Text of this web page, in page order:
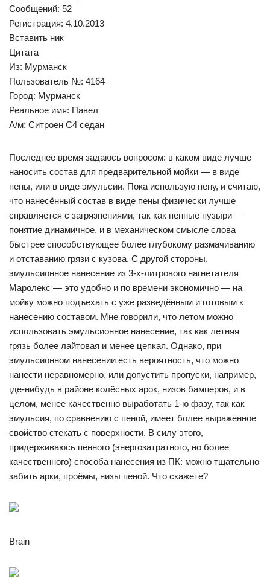
Сообщений: 52
Регистрация: 4.10.2013
Вставить ник
Цитата
Из: Мурманск
Пользователь №: 4164
Город: Мурманск
Реальное имя: Павел
А/м: Ситроен С4 седан
Последнее время задаюсь вопросом: в каком виде лучше
наносить состав для предварительной мойки — в виде
пены, или в виде эмульсии. Пока использую пену, и считаю,
что нанесённый состав в виде пены физически лучше
справляется с загрязнениями, так как пенные пузыри —
понятие динамичное, и в механическом смысле слова
быстрее способствующее более глубокому размачиванию
и отставанию грязи с кузова. С другой стороны,
эмульсионное нанесение из 3-х-литрового нагнетателя
Маролекс — это удобно и по времени экономично — на
мойку можно подъехать с уже разведённым и готовым к
нанесению составом. Мне говорили, что летом можно
использовать эмульсионное нанесение, так как летняя
грязь более лайтовая и менее цепкая. Однако, при
эмульсионном нанесении есть вероятность, что можно
нанести неравномерно, или допустить пропуски, например,
где-нибудь в районе колёсных арок, низов бамперов, и в
целом, менее качественно выработать 1-ю фазу, так как
эмульсия, по сравнению с пеной, имеет более выраженное
свойство стекать с поверхности. В силу этого,
придерживаюсь пенного (энергозатратного, но более
качественного) способа нанесения из ПК: можно тщательно
забить арки, проёмы, низы пеной. Что скажете?
Brain